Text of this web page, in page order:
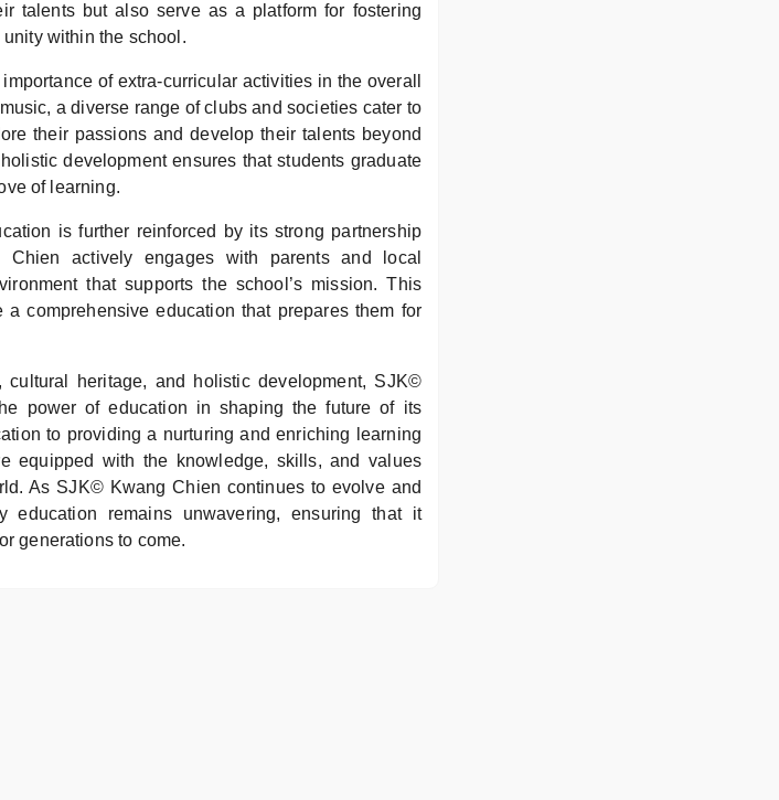
talents but also serve as a platform for fostering
within the school.
of extra-curricular activities in the overall
a diverse range of clubs and societies cater to
their passions and develop their talents beyond
development ensures that students graduate
of learning.
is further reinforced by its strong partnership
actively engages with parents and local
that supports the school’s mission. This
comprehensive education that prepares them for
heritage, and holistic development, SJK©
power of education in shaping the future of its
to providing a nurturing and enriching learning
equipped with the knowledge, skills, and values
As SJK© Kwang Chien continues to evolve and
education remains unwavering, ensuring that it
generations to come.